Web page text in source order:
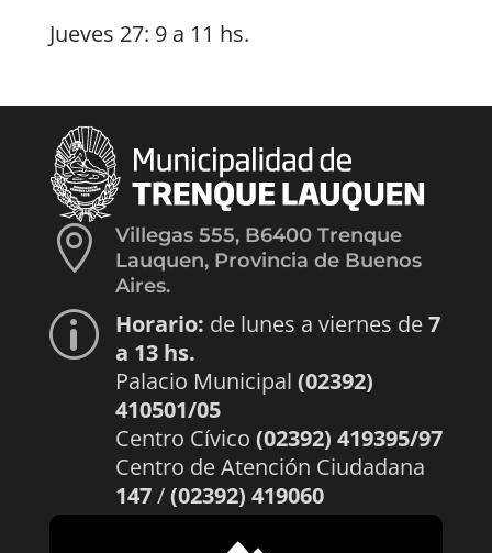
Jueves 27: 9 a 11 hs.

Villegas 555, B6400 Trenque
Lauquen, Provincia de Buenos
Aires.
p Horario: de lunes a viernes de7
a 13 hs.
Palacio Municipal (02392)
410501/05
Centro Cívico (02392) 419395/97
Centro de Atención Ciudadana
147/(02392) 419060